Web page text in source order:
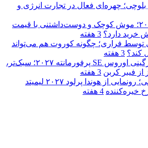
چهره‌ای فعال در تجارت انرژی و
فیات توپولینو ۲۰۲۶؛ موش کوچک و دوست‌داشتنی با قیمت
3 هفته
توسط فراری؛ چگونه کوروت هم می‌تواند
کند؟ 3 هفته
رونمایی از لامبورگینی اوروس SE پرفورمانته ۲۰۲۷؛ سبک‌تر،
از فیبر کربن 3 هفته
شاهکار جدید ژاپنی؛ رونمایی از هوندا پرلود ۲۰۲۷ لیمیتد
خیره‌کننده 4 هفته